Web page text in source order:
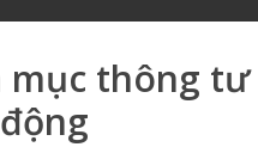
mục thông